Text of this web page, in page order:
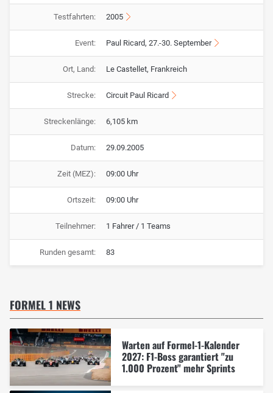
Testfahrten: 2005
Event: Paul Ricard, 27.-30. September
Ort, Land: Le Castellet, Frankreich
Strecke: Circuit Paul Ricard
Streckenlänge: 6,105 km
Datum: 29.09.2005
Zeit (MEZ): 09:00 Uhr
Ortszeit: 09:00 Uhr
Teilnehmer: 1 Fahrer / 1 Teams
Runden gesamt: 83
FORMEL 1 NEWS
Warten auf Formel-1-Kalender
2027: F1-Boss garantiert "zu
1.000 Prozent" mehr Sprints